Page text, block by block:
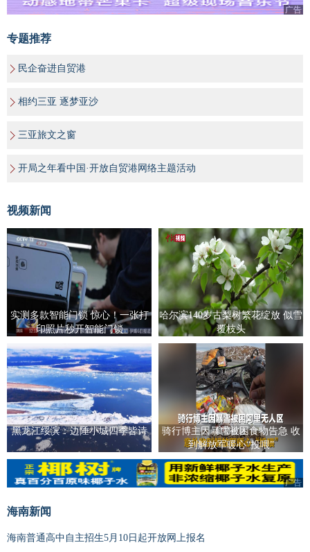
广告
专题推荐
民企奋进自贸港
相约三亚 逐梦亚沙
三亚旅文之窗
开局之年看中国·开放自贸港网络主题活动
视频新闻
实测多款智能门锁 惊心！一张打
印照片秒开智能门锁
哈尔滨140岁古梨树繁花绽放 似雪
覆枝头
黑龙江绥滨：边陲小城四季皆诗
骑行博主因暴雪被困食物告急 收
到解放军暖心“投喂”
广告
广告
海南新闻
海南普通高中自主招生5月10日起开放网上报名